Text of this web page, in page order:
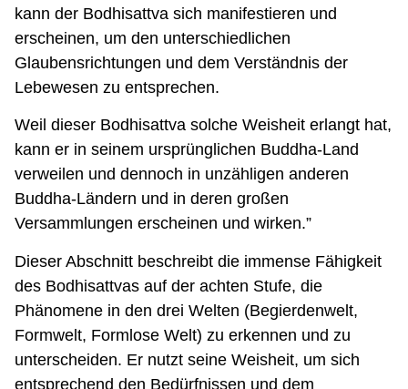
kann der Bodhisattva sich manifestieren und
erscheinen, um den unterschiedlichen
Glaubensrichtungen und dem Verständnis der
Lebewesen zu entsprechen.
Weil dieser Bodhisattva solche Weisheit erlangt hat,
kann er in seinem ursprünglichen Buddha-Land
verweilen und dennoch in unzähligen anderen
Buddha-Ländern und in deren großen
Versammlungen erscheinen und wirken.”
Dieser Abschnitt beschreibt die immense Fähigkeit
des Bodhisattvas auf der achten Stufe, die
Phänomene in den drei Welten (Begierdenwelt,
Formwelt, Formlose Welt) zu erkennen und zu
unterscheiden. Er nutzt seine Weisheit, um sich
entsprechend den Bedürfnissen und dem